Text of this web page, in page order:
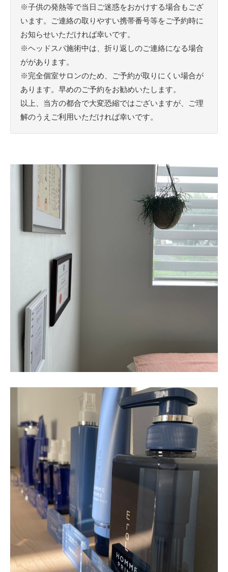
※子供の発熱等で当日ご迷惑をおかけする場合もござ
います。ご連絡の取りやすい携帯番号等をご予約時に
お知らせいただければ幸いです。
※ヘッドスパ施術中は、折り返しのご連絡になる場合
ががあります。
※完全個室サロンのため、ご予約が取りにくい場合が
あります。早めのご予約をお勧めいたします。
以上、当方の都合で大変恐縮ではございますが、ご理
解のうえご利用いただければ幸いです。